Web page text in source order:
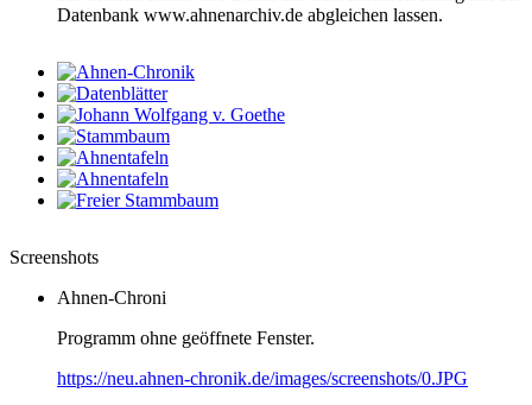
Datenbank www.ahnenarchiv.de abgleichen lassen.
Screenshots
Ahnen-Chroni
Programm ohne geöffnete Fenster.
https://neu.ahnen-chronik.de/images/screenshots/0.JPG